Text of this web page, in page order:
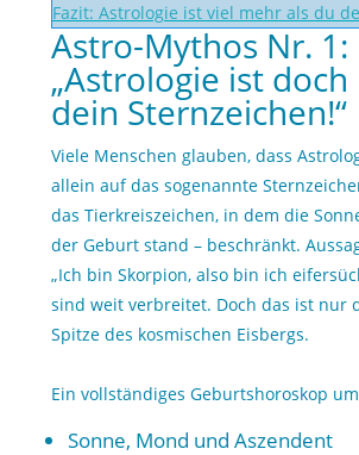
Fazit: Astrologie ist viel mehr als du
Astro-Mythos Nr. 1:
„Astrologie ist
dein Sternzeichen!“
Viele Menschen glauben, dass
allein auf das sogenannte
das Tierkreiszeichen, in dem die
der Geburt stand – beschränkt.
„Ich bin Skorpion, also bin ich
sind weit verbreitet. Doch das ist nur
Spitze des kosmischen Eisbergs.
Ein vollständiges Geburtshoroskop
Sonne, Mond und Aszendent